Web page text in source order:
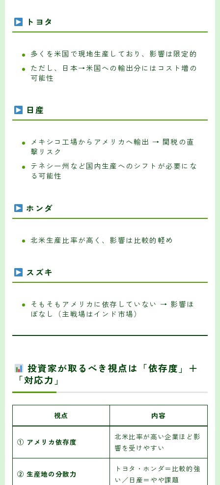
トヨタ
多くを米国で現地生産しており、影響は限定的
ただし、日本→米国への輸出分にはコスト増の
可能性
日産
メキシコ工場からアメリカへ輸出 → 関税の直
撃リスク
テネシー州など国内生産へのシフトが必要にな
る可能性
ホンダ
北米生産比率が高く、影響は比較的軽め
スズキ
そもそもアメリカに依存していない → 影響ほ
ぼなし（主戦場はインド市場）
投資家が取るべき視点は「依存度」＋
「対応力」
視点 内容
① アメリカ依存度
北米比率が高い企業ほど影
響を受けやすい
② 生産地の分散力
トヨタ・ホンダ＝比較的強
い／日産＝やや課題